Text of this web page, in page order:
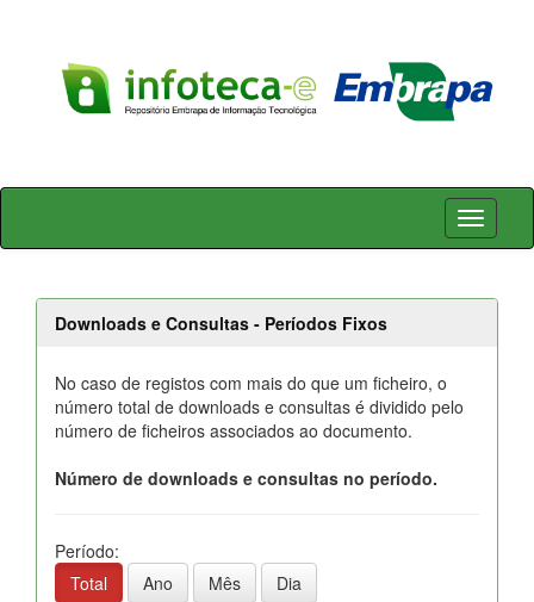
Skip
Downloads e Consultas - Períodos Fixos
No caso de registos com mais do que um ficheiro, o
número total de downloads e consultas é dividido pelo
número de ficheiros associados ao documento.
Número de downloads e consultas no período.
Período:
Total
Ano Mês Dia